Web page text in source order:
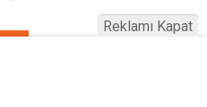
Reklamı Kapat